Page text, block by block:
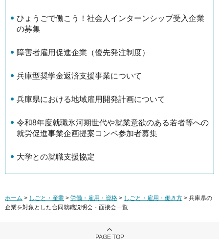
ひょうごで働こう！社会人インターンシップ受入企業
の募集
障害者雇用促進企業（優先発注制度）
兵庫型奨学金返済支援事業について
兵庫県における地域雇用開発計画について
令和8年度就職氷河期世代や就業意欲のある若者等への
就労促進事業企画提案コンペ参加者募集
大学との就職支援協定
ホーム > しごと・産業 > 労働・雇用・資格 > しごと・雇用・働き方 > 兵庫県の
企業を対象とした合同就職説明会・面接会一覧
PAGE TOP